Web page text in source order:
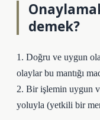
demek?
1. Doğru ve uygun
olaylar bu mantığı
2. Bir işlemin uygun
yoluyla (yetkili bir